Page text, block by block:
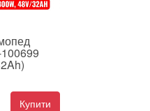
Купити